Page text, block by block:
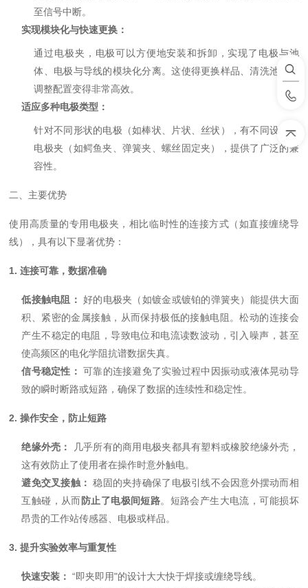
至信号中断。
实现模块化与快速更换：
通过电极夹，电极可以方便地安装和拆卸，实现了电极与池
体、电极与导线的模块化分离。这使得更换样品、清洗池体或
调整配置变得非常高效。
适应多种电极类型：
针对不同形状的电极（如棒状、片状、丝状），有不同设计的
电极夹（如鳄鱼夹、弹簧夹、螺丝固定夹），提供了广泛的兼
容性。
二、主要优势
使用高质量的专用电极夹，相比临时性的连接方式（如直接缠绕导
线），具有以下显著优势：
1. 连接可靠，数据准确
低接触电阻： 好的电极夹（如镀金或镀铂的弹簧夹）能提供大面
积、紧密的金属接触，从而保持极低的接触电阻。松动的连接会
产生不稳定的电阻，导致电位和电流读数波动，引入噪声，甚至
使高频区的电化学阻抗谱数据失真。
信号稳定性： 可靠的连接避免了实验过程中因振动或液体晃动导
致的瞬时断路或短路，确保了数据的连续性和稳定性。
2. 操作安全，防止短路
绝缘外壳：
几乎所有的商用电极夹都具有塑料或橡胶绝缘外壳，
这有效防止了使用者在操作时意外触电。
避免交叉接触： 稳固的夹持确保了电极引线不会因意外摆动而相
互触碰，从而防止了电极间短路。短路会产生大电流，可能损坏
昂贵的工作站传感器、电极或样品。
3. 提升实验效率与重复性
快速安装： “即夹即用"的设计大大快于焊接或缠绕导线。